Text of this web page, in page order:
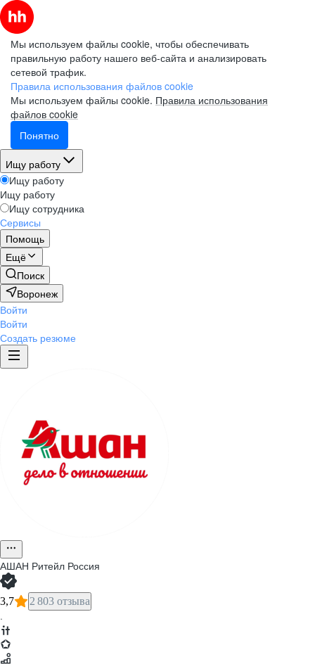
Мы используем файлы cookie, чтобы обеспечивать
правильную работу нашего веб-сайта и анализировать
сетевой трафик.
Правила использования файлов cookie
Мы используем файлы cookie. Правила использования
файлов cookie
Понятно
Ищу работу
Ищу работу
Ищу работу
Ищу сотрудника
Сервисы
Помощь
Ещё
Поиск
Воронеж
Войти
Войти
Создать резюме
АШАН Ритейл Россия
3,7 2 803 отзыва
·